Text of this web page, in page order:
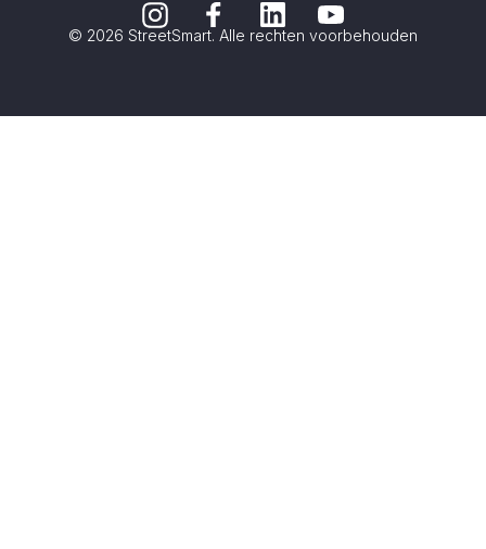
© 2026 StreetSmart. Alle rechten voorbehouden